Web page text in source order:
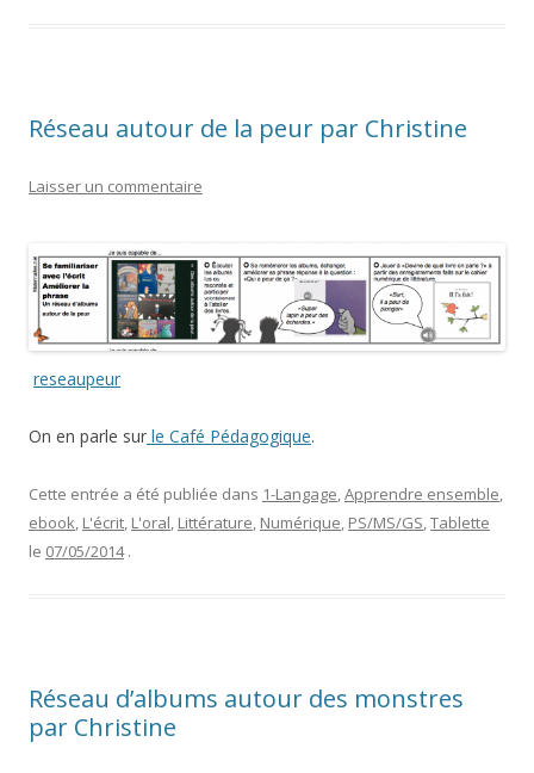
Réseau autour de la peur par Christine
Laisser un commentaire
reseaupeur
On en parle sur le Café Pédagogique.
Cette entrée a été publiée dans 1-Langage,Apprendre ensemble,
ebook, L'écrit, L'oral, Littérature, Numérique, PS/MS/GS,Tablette
le 07/05/2014 .
Réseau d’albums autour des monstres
par Christine